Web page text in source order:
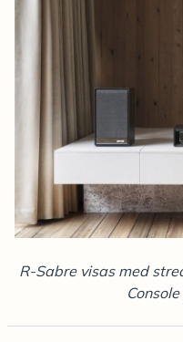
R-Sabre visas med